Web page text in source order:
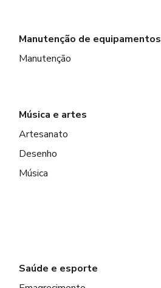
Manutenção de equipamentos
Manutenção
Música e artes
Artesanato
Desenho
Música
Saúde e esporte